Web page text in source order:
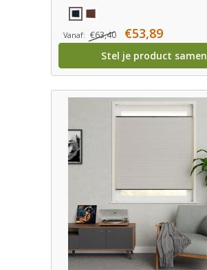
Vanaf: €63,40 €53,89
Stel je product samen